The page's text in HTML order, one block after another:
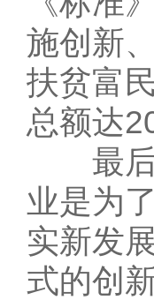
施创新
扶贫富
总额达
最后
业是为
实新发
式的创